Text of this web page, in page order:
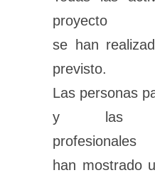
proyecto
se han
previsto.
Las personas
y las
profesionales
han mostrado